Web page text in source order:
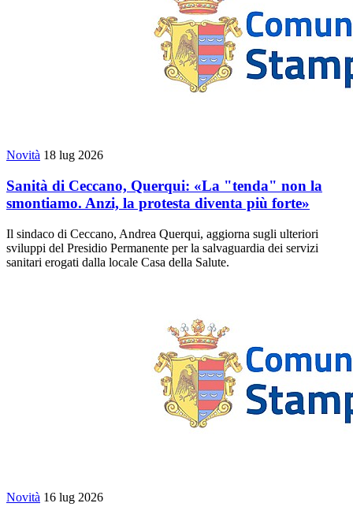
Novità 18 lug 2026
Sanità di Ceccano, Querqui: «La "tenda" non la
smontiamo. Anzi, la protesta diventa più forte»
Il sindaco di Ceccano, Andrea Querqui, aggiorna sugli ulteriori
sviluppi del Presidio Permanente per la salvaguardia dei servizi
sanitari erogati dalla locale Casa della Salute.
Novità 16 lug 2026